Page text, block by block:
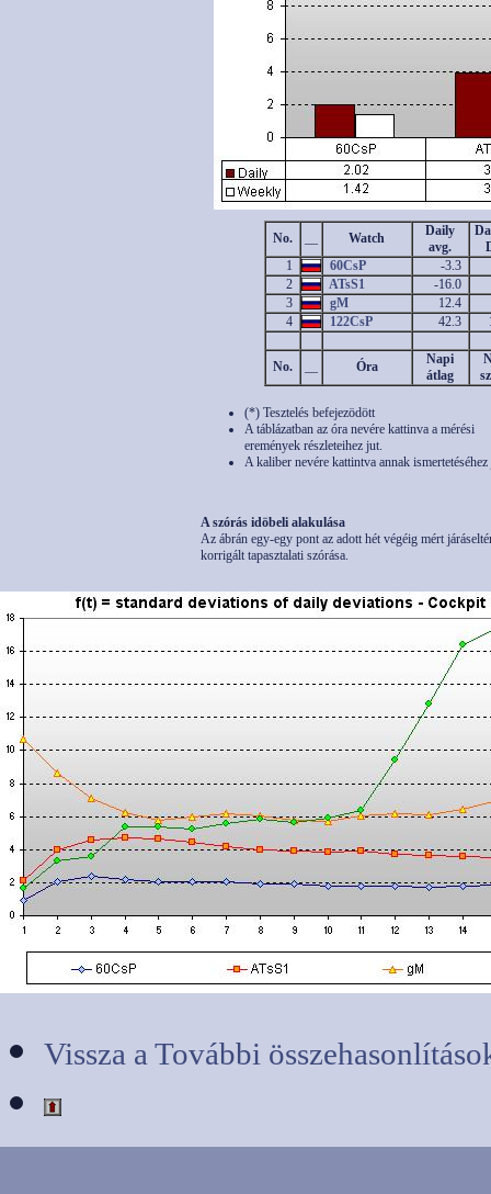
No. Watch
Daily
avg.
1
60CsP
-3.3
2
ATsS1
-16.0
3
gM
12.4
4
122CsP 42.3
No. Óra
Napi
átlag
(*) Tesztelés befejezödött
A táblázatban az óra nevére kattinva a mérési
eremények részleteihez jut.
A kaliber nevére kattintva annak ismertetéséhez
A szórás idöbeli alakulása
Az ábrán egy-egy pont az adott hét végéig mért
korrigált tapasztalati szórása.
Vissza a További